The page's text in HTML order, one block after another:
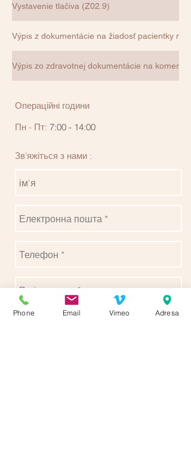
Vystavenie tlačiva (Z02.9)
Výpis z dokumentácie na žiadosť pacientky na
Výpis zo zdravotnej dokumentácie na komerč.
Зв'яжіться з нами :
Операційні години
Пн - Пт: 7:00 - 14:00
Phone Email Vimeo Adresa